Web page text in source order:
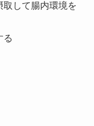
取して腸内環境を
る